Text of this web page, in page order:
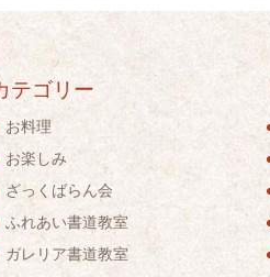
テゴリー
お料理
お楽しみ
ざっくばらん会
ふれあい書道教室
ガレリア書道教室